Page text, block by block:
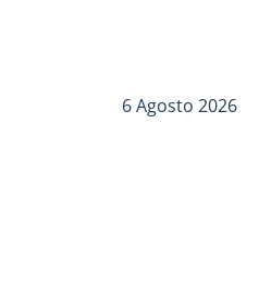
6 Agosto 2026